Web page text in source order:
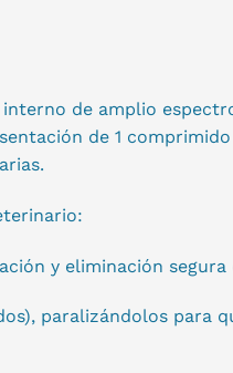
de amplio
de 1
y eliminación segura
paralizándolos para